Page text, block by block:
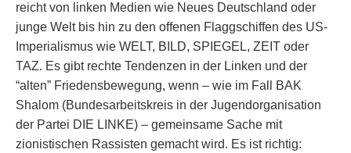
reicht von linken Medien wie Neues Deutschland oder
junge Welt bis hin zu den offenen Flaggschiffen des US-
Imperialismus wie WELT, BILD, SPIEGEL, ZEIT oder
TAZ. Es gibt rechte Tendenzen in der Linken und der
“alten” Friedensbewegung, wenn – wie im Fall BAK
Shalom (Bundesarbeitskreis in der Jugendorganisation
der Partei DIE LINKE) – gemeinsame Sache mit
zionistischen Rassisten gemacht wird. Es ist richtig: